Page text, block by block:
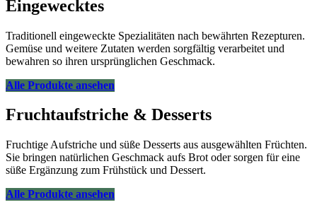
Eingewecktes
Traditionell eingeweckte Spezialitäten nach bewährten Rezepturen.
Gemüse und weitere Zutaten werden sorgfältig verarbeitet und
bewahren so ihren ursprünglichen Geschmack.
Alle Produkte ansehen
Fruchtaufstriche & Desserts
Fruchtige Aufstriche und süße Desserts aus ausgewählten Früchten.
Sie bringen natürlichen Geschmack aufs Brot oder sorgen für eine
süße Ergänzung zum Frühstück und Dessert.
Alle Produkte ansehen